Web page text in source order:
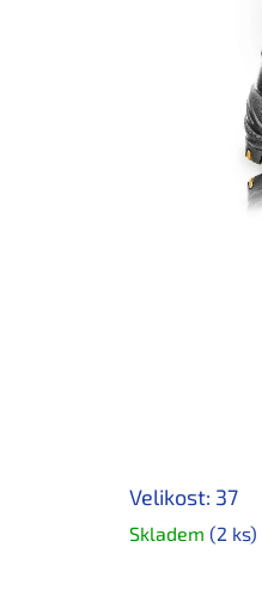
Velikost: 37
Skladem (2 ks)